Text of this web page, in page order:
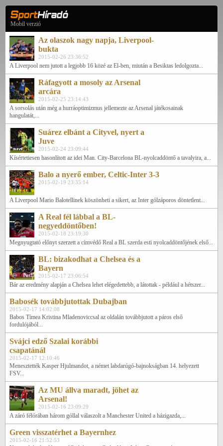
Mobil verzió
Az olaszok nagy napja, Liverpool-
bukta
2015-02-26 23:36:52
A Liverpool nem jutott a legjobb 16 közé az El-ben, miután a Besiktas ledolgozta...
Ráfagyott a mosoly az Arsenal
arcára
2015-02-25 23:14:43
A sorsolás után még a hurráoptimizmus jellemezte az Arsenal játékosainak
hangulatát,...
Suárez elbánt a Cityvel, nyert a
Juve
2015-02-24 23:09:44
Kísértetiesen hasonlított az idei Man. City-Barcelona BL-nyolcaddöntő a tavalyira, a...
Balo a nyerő ember, Celtic-Inter 3-3
2015-02-19 23:35:14
A Liverpool Mario Balotellinek köszönheti a sikert, az Inter gólzáporos döntetlent...
A Real fél lábbal a BL-
negyeddöntőben!
2015-02-18 23:19:30
Megnyugtató előnyt szerzett a címvédő Real a BL szerda esti nyolcaddöntőjének első...
BL: bizakodhat a Chelsea és a
Bayern
2015-02-17 23:06:54
Bár az eredmény alapján a Chelsea lehet elégedettebb, a látottak - például a hétszer...
Babosék továbbjutottak Dubajban
2015-02-17 14:02:08
Babos Tímea Kristina Mladenoviccsal az oldalán továbbjutott a páros első
fordulójából...
Svájci edző Szalai korábbi
csapatánál
2015-02-17 12:10:46
Menesztették Kasper Hjulmandot, a német labdarúgó-bajnokságban 14. helyezett
FSV...
Az MU állva maradt, jöhet az
Arsenal!
2015-02-16 23:09:29
A záró félórában három góllal válaszolt a Manchester United a házigazda,...
Green visszatérhet a Bayernhez
2015-02-16 21:52:53